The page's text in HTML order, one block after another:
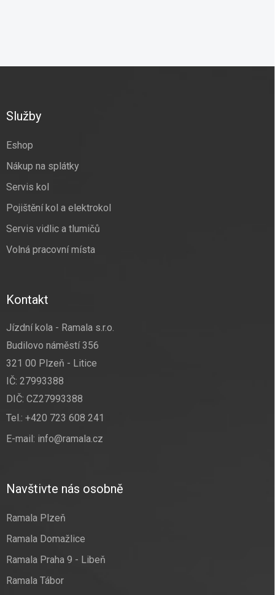
Služby
Eshop
Nákup na splátky
Servis kol
Pojištění kol a elektrokol
Servis vidlic a tlumičů
Volná pracovní místa
Kontakt
Jízdní kola - Ramala s.r.o.
Budilovo náměstí 356
321 00 Plzeň - Litice
IČ: 27993388
DIČ: CZ27993388
Tel.: +420 723 608 241
E-mail: info@ramala.cz
Navštivte nás osobně
Ramala Plzeň
Ramala Domažlice
Ramala Praha 9 - Libeň
Ramala Tábor